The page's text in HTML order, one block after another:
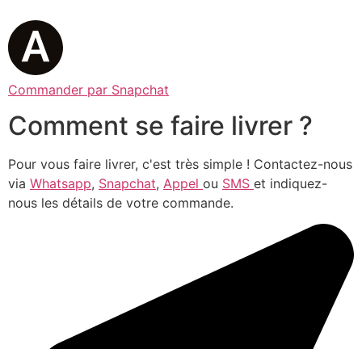
Commander par Snapchat
Comment se faire livrer ?
Pour vous faire livrer, c'est très simple ! Contactez-nous
via Whatsapp, Snapchat, Appel ou SMS et indiquez-
nous les détails de votre commande.